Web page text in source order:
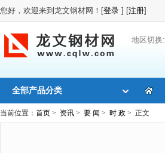
您好，欢迎来到龙文钢材网！[登录 ] [注册]
地区切换:
全部产品分类
当前位置： 首页 > 资讯 > 要 闻 > 时 政 > 正文